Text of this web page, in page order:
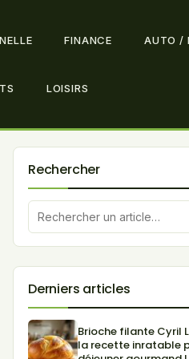
FINANCE AUTO /
LOISIRS
Rechercher
Derniers articles
Brioche filante Cyril
la recette inratable